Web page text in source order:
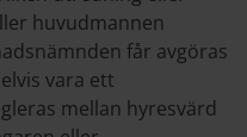
huvudmannen
får avgöras
vara ett
mellan hyresvärd